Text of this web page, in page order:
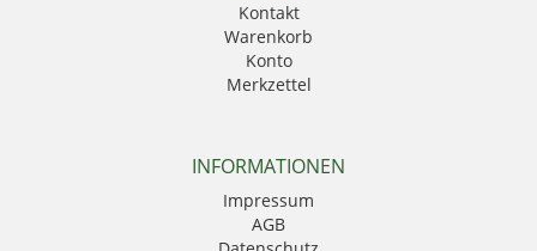
Kontakt
Warenkorb
Konto
Merkzettel
INFORMATIONEN
Impressum
AGB